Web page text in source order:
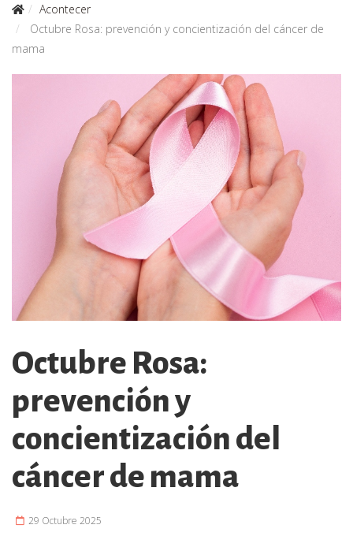
Acontecer
Octubre Rosa: prevención y concientización del cáncer de
mama
Octubre Rosa:
prevención y
concientización del
cáncer de mama
29 Octubre 2025